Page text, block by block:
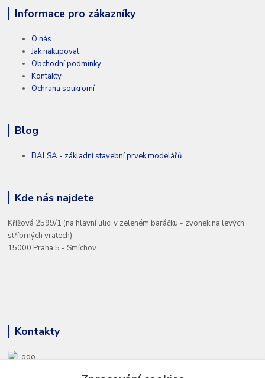
Informace pro zákazníky
O nás
Jak nakupovat
Obchodní podmínky
Kontakty
Ochrana soukromí
Blog
BALSA - základní stavební prvek modelářů
Kde nás najdete
Křížová 2599/1 (na hlavní ulici v zeleném baráčku - zvonek na levých
stříbrných vratech)
15000 Praha 5 - Smíchov
Kontakty